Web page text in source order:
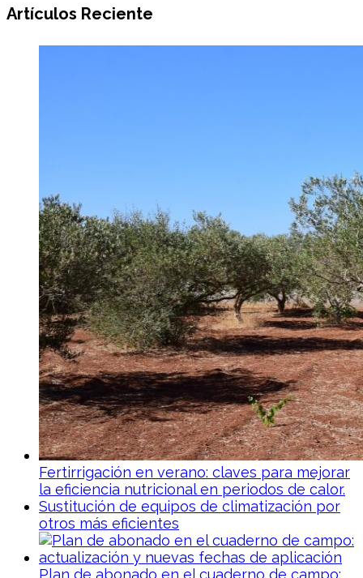
Artículos Reciente
Fertirrigación en verano: claves para mejorar
la eficiencia nutricional en periodos de calor.
Sustitución de equipos de climatización por
otros más eficientes
Plan de abonado en el cuaderno de campo: